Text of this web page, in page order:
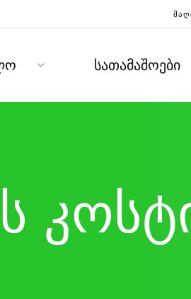
სათამაშოები